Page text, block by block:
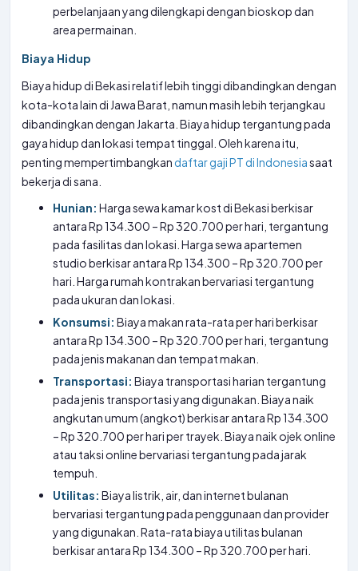
perbelanjaan yang dilengkapi dengan bioskop dan
area permainan.
Biaya Hidup
Biaya hidup di Bekasi relatif lebih tinggi dibandingkan dengan
kota-kota lain di Jawa Barat, namun masih lebih terjangkau
dibandingkan dengan Jakarta. Biaya hidup tergantung pada
gaya hidup dan lokasi tempat tinggal. Oleh karena itu,
penting mempertimbangkan daftar gaji PT di Indonesiasaat
bekerja di sana.
Hunian: Harga sewa kamar kost di Bekasi berkisar
antara Rp 134.300 – Rp 320.700 per hari, tergantung
pada fasilitas dan lokasi. Harga sewa apartemen
studio berkisar antara Rp 134.300 – Rp 320.700 per
hari. Harga rumah kontrakan bervariasi tergantung
pada ukuran dan lokasi.
Konsumsi: Biaya makan rata-rata per hari berkisar
antara Rp 134.300 – Rp 320.700 per hari, tergantung
pada jenis makanan dan tempat makan.
Transportasi: Biaya transportasi harian tergantung
pada jenis transportasi yang digunakan. Biaya naik
angkutan umum (angkot) berkisar antara Rp 134.300
– Rp 320.700 per hari per trayek. Biaya naik ojek online
atau taksi online bervariasi tergantung pada jarak
tempuh.
Utilitas: Biaya listrik, air, dan internet bulanan
bervariasi tergantung pada penggunaan dan provider
yang digunakan. Rata-rata biaya utilitas bulanan
berkisar antara Rp 134.300 – Rp 320.700 per hari.